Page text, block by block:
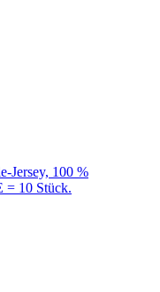
Jersey, 100 %
= 10 Stück.